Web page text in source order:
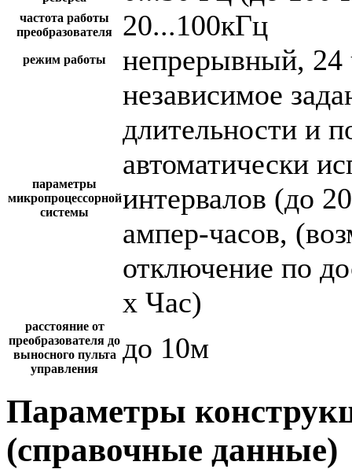
частота работы
преобразователя
20...100кГц
режим работы непрерывный, 24
параметры
микропроцессорной
системы
независимое
длительности и
автоматически
интервалов (до
ампер-часов,
отключение по
х Час)
расстояние от
преобразователя до
выносного пульта
управления
до 10м
Параметры
(справочные данные)